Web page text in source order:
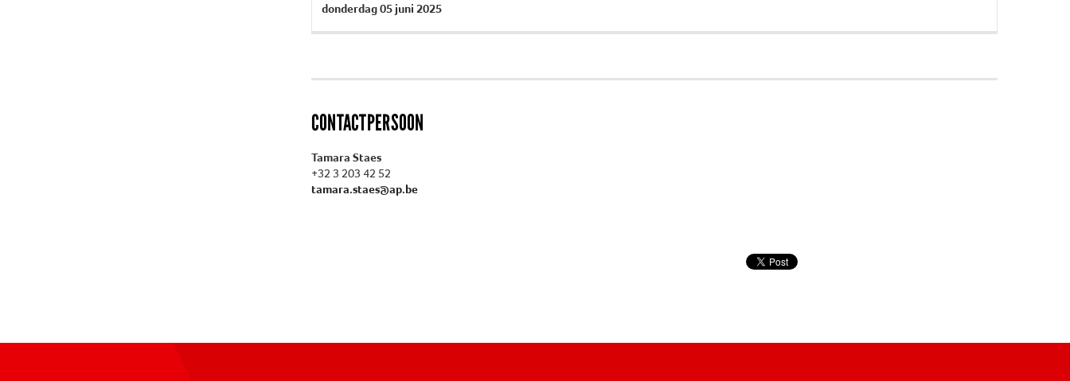
donderdag 05 juni 2025
CONTACTPERSOON
Tamara Staes
+32 3 203 42 52
tamara.staes@ap.be